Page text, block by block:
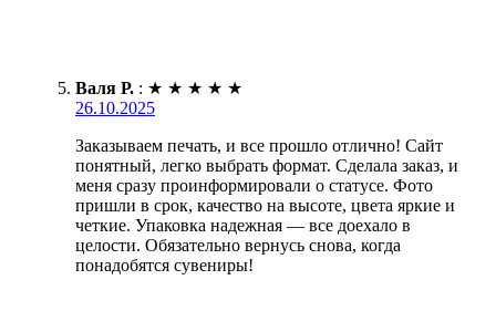
Валя Р. : ★ ★ ★ ★ ★
26.10.2025
Заказываем печать, и все прошло отлично! Сайт
понятный, легко выбрать формат. Сделала заказ, и
меня сразу проинформировали о статусе. Фото
пришли в срок, качество на высоте, цвета яркие и
четкие. Упаковка надежная — все доехало в
целости. Обязательно вернусь снова, когда
понадобятся сувениры!